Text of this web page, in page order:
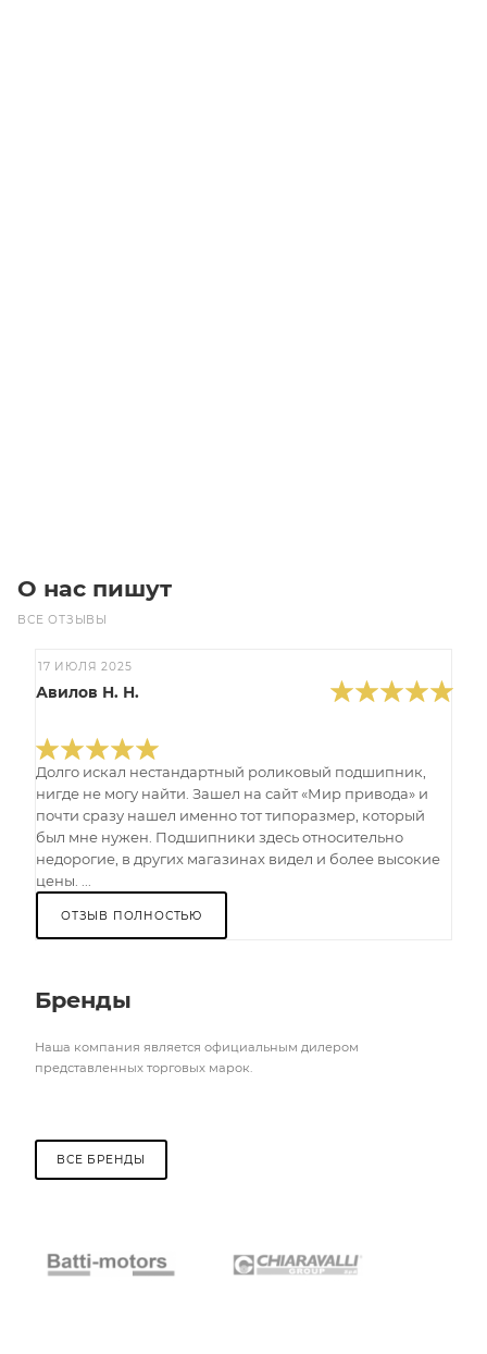
О нас пишут
ВСЕ ОТЗЫВЫ
17 ИЮЛЯ 2025
Авилов Н. Н.
Долго искал нестандартный роликовый подшипник,
нигде не могу найти. Зашел на сайт «Мир привода» и
почти сразу нашел именно тот типоразмер, который
был мне нужен. Подшипники здесь относительно
недорогие, в других магазинах видел и более высокие
цены. ...
ОТЗЫВ ПОЛНОСТЬЮ
Бренды
Наша компания является официальным дилером
представленных торговых марок.
ВСЕ БРЕНДЫ